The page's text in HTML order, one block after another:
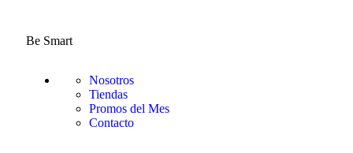
Be Smart
Nosotros
Tiendas
Promos del Mes
Contacto